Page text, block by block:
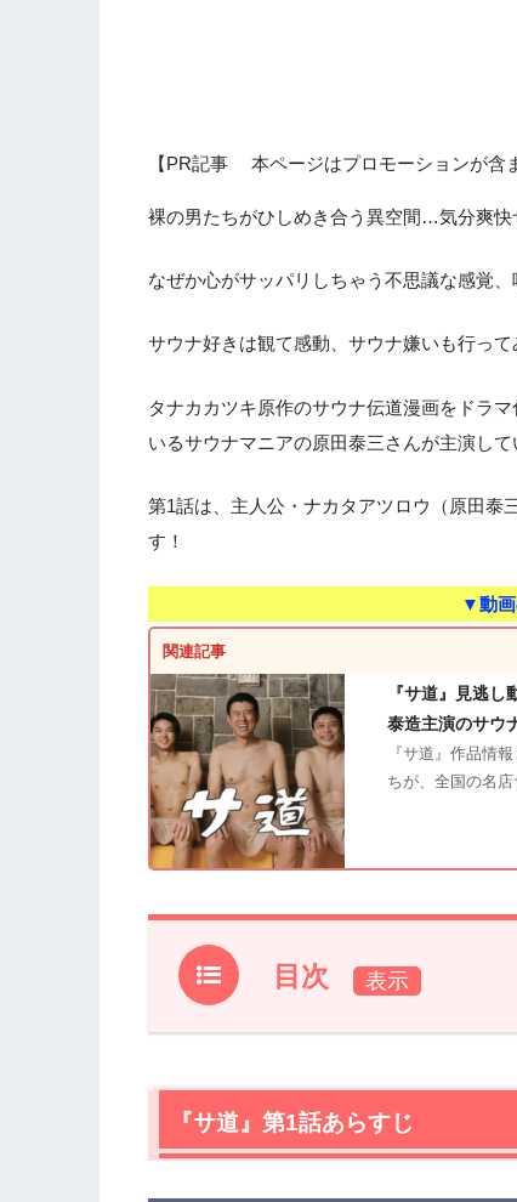
【PR記事 本ページはプロモーションが含
裸の男たちがひしめき合う異空間…気分爽快
なぜか心がサッパリしちゃう不思議な感覚、
サウナ好きは観て感動、サウナ嫌いも行って
タナカカツキ原作のサウナ伝道漫画をドラ
いるサウナマニアの原田泰三さんが主演して
第1話は、主人公・ナカタアツロウ（原田泰
す！
▼動
関連記事
『サ道』見逃
泰造主演のサウ
『サ道』作品情
ちが、全国の名
目次
1.『サ道』第1話あらすじ
2.1 スタートから醸し出される魅惑の
2.2上野の路地にある「サウナ＆カ
『サ道』第1話あらすじ